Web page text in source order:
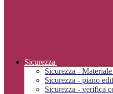
Sicurezza
Sicurezza -
Sicurezza - piano
Sicurezza - verifica